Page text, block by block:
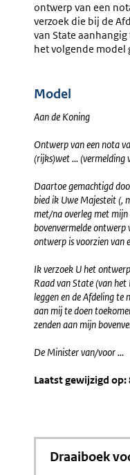
ontwerp van een
verzoek die bij de
van State
het volgende model
Model
Aan de Koning
Ontwerp van een nota
(rijks)wet ... (vermelding
Daartoe gemachtigd
bied ik Uwe Majesteit (,
met/na overleg met
bovenvermelde
ontwerp is voorzien van
Ik verzoek U het
Raad van State (van
leggen en de Afdeling te
aan mij te doen
zenden aan mijn
De Minister van/voor ...
Laatst gewijzigd op:
Draaiboek